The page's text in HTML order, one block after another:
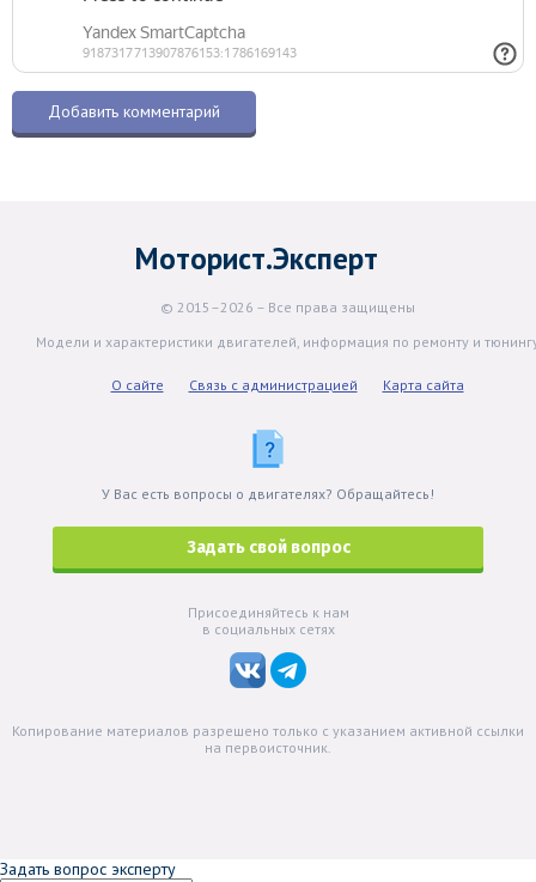
Моторист.Эксперт
© 2015–2026 – Все права защищены
Модели и характеристики двигателей, информация по ремонту и
О сайте Связь с администрацией Карта сайта
У Вас есть вопросы о двигателях? Обращайтесь!
Задать свой вопрос
Присоединяйтесь к нам
в социальных сетях
Копирование материалов разрешено только с указанием активной ссылки
на первоисточник.
Задать вопрос эксперту